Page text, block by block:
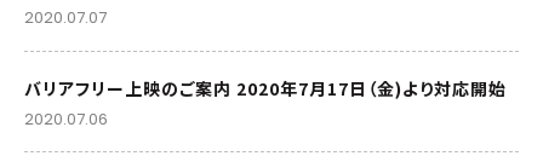
2020.07.07
バリアフリー上映のご案内 2020年7月17日（金)より対応開始
2020.07.06